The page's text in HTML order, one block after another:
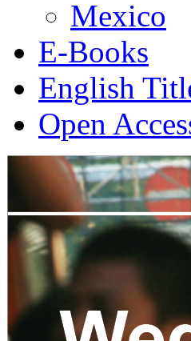
Mexico
E-Books
English
Open